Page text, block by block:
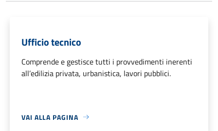
Ufficio tecnico
Comprende e gestisce tutti i provvedimenti inerenti
all’edilizia privata, urbanistica, lavori pubblici.
VAI ALLA PAGINA